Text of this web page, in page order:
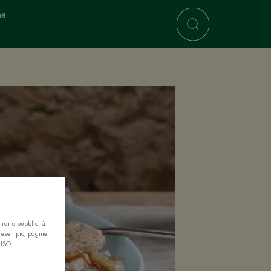
pubblicità
pagine